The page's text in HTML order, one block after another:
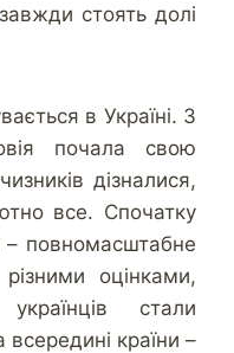
стоять долі
в Україні. З
почала свою
дізналися,
все. Спочатку
повномасштабне
оцінками,
стали
країни –